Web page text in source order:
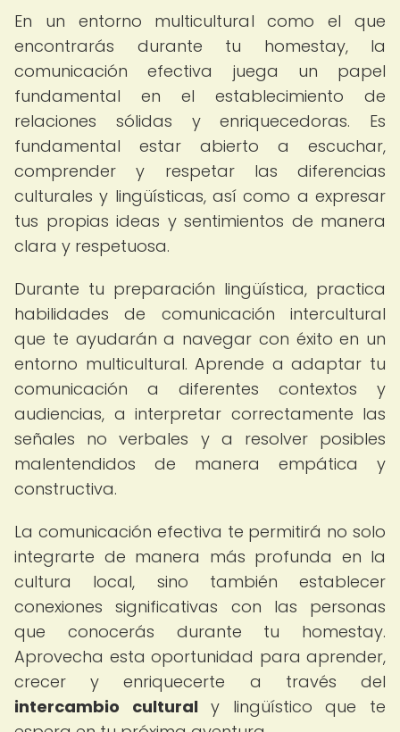
En un entorno multicultural como el que
encontrarás durante tu homestay, la
comunicación efectiva juega un papel
fundamental en el establecimiento de
relaciones sólidas y enriquecedoras. Es
fundamental estar abierto a escuchar,
comprender y respetar las diferencias
culturales y lingüísticas, así como a expresar
tus propias ideas y sentimientos de manera
clara y respetuosa.
Durante tu preparación lingüística, practica
habilidades de comunicación intercultural
que te ayudarán a navegar con éxito en un
entorno multicultural. Aprende a adaptar tu
comunicación a diferentes contextos y
audiencias, a interpretar correctamente las
señales no verbales y a resolver posibles
malentendidos de manera empática y
constructiva.
La comunicación efectiva te permitirá no solo
integrarte de manera más profunda en la
cultura local, sino también establecer
conexiones significativas con las personas
que conocerás durante tu homestay.
Aprovecha esta oportunidad para aprender,
crecer y enriquecerte a través del
intercambio culturaly lingüístico que te